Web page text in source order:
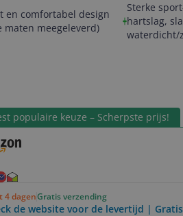
Er zijn geen producten
en comfortabel design
maten meegeleverd)
Sterke
hartslag,
waterdicht/
populaire keuze – Scherpste prijs!
4 dagenGratis verzending
de website voor de levertijd |